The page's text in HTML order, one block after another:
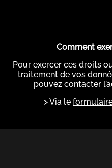
Comment
Pour exercer ces droits
traitement de vos
pouvez contacter
> Via le